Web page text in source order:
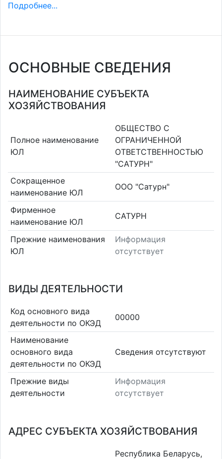
Подробнее...
ОСНОВНЫЕ СВЕДЕНИЯ
НАИМЕНОВАНИЕ СУБЪЕКТА
ХОЗЯЙСТВОВАНИЯ
Полное наименование
ЮЛ
ОБЩЕСТВО С
ОГРАНИЧЕННОЙ
ОТВЕТСТВЕННОСТЬЮ
"САТУРН"
Сокращенное
наименование ЮЛ
ООО "Сатурн"
Фирменное
наименование ЮЛ
САТУРН
Прежние наименования
ЮЛ
Информация
отсутствует
ВИДЫ ДЕЯТЕЛЬНОСТИ
Код основного вида
деятельности по ОКЭД
00000
Наименование
основного вида
деятельности по ОКЭД
Cведения отсутствуют
Прежние виды
деятельности
Информация
отсутствует
АДРЕС СУБЪЕКТА ХОЗЯЙСТВОВАНИЯ
Республика Беларусь,